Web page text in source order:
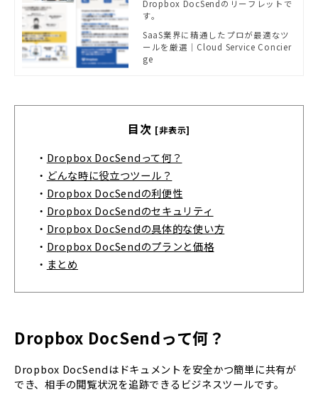
Dropbox DocSendのリーフレットで
す。
SaaS業界に精通したプロが最適なツ
ールを厳選｜Cloud Service Concier
ge
目次 [非表示]
・ Dropbox DocSendって何？
・ どんな時に役立つツール？
・ Dropbox DocSendの利便性
・ Dropbox DocSendのセキュリティ
・ Dropbox DocSendの具体的な使い方
・ Dropbox DocSendのプランと価格
・ まとめ
Dropbox DocSendって何？
Dropbox DocSendはドキュメントを安全かつ簡単に共有が
でき、相手の閲覧状況を追跡できるビジネスツールです。